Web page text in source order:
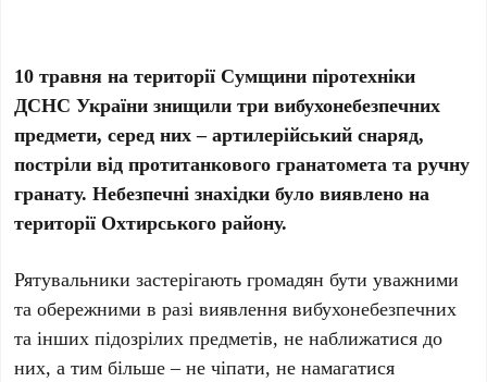
10 травня на території Сумщини піротехніки
ДСНС України знищили три вибухонебезпечних
предмети, серед них – артилерійський снаряд,
постріли від протитанкового гранатомета та ручну
гранату. Небезпечні знахідки було виявлено на
території Охтирського району.
Рятувальники застерігають громадян бути уважними
та обережними в разі виявлення вибухонебезпечних
та інших підозрілих предметів, не наближатися до
них, а тим більше – не чіпати, не намагатися